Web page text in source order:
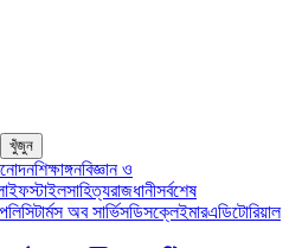
খুঁজুন
শিক্ষাঙ্গনবিজ্ঞান ও
সাহিত্যরাজধানীসর্বশেষ
টার্মস অব সার্ভিসডিসক্লেইমারএডিটোরিয়াল